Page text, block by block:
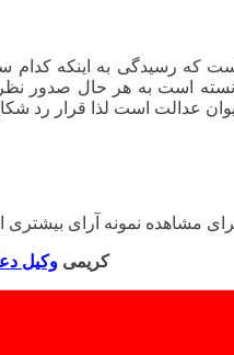
به اینکه کدام سند
است به هر حال
مشاهده نمونه آرای بیشتری
کریمی وکیل